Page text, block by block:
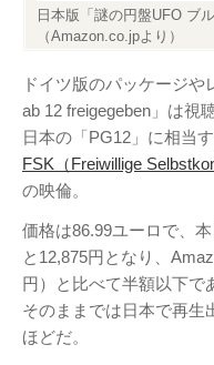
ごろなお通信
ギャラリー猫町
謎の円盤UFO
FANDERSON
FANDERSON（
The Official Gerry
Anderson Website
UFO Series Home
UFO Series Home
日本版「謎の円盤UFO ブ
（Amazon.co.jpより）
ドイツ版のパッケージ
ab 12 freigegeben」は視
日本の「PG12」に相当
FSK（Freiwillige
の映倫。
価格は86.99ユーロで、
と12,875円となり、
円）と比べて半額以下で
そのままでは日本で再生
ほどだ。